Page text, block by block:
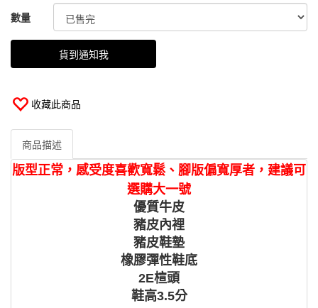
數量
貨到通知我
收藏此商品
商品描述
版型正常，感受度喜歡寬鬆、腳版偏寬厚者，建議可
選購大一號
優質牛皮
豬皮內裡
豬皮鞋墊
橡膠彈性鞋底
2E楦頭
鞋高3.5分